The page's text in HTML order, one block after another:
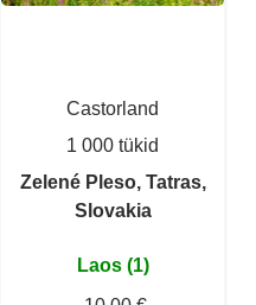
Castorland
1 000 tükid
Zelené Pleso, Tatras,
Slovakia
Laos (1)